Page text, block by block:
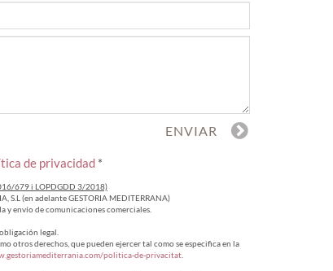
de privacidad *
679 i LOPDGDD 3/2018)
S.L (en adelante GESTORIA MEDITERRANA)
envío de comunicaciones comerciales.
legal.
otros derechos, que pueden ejercer tal como se especifica en la
politica-de-privacitat